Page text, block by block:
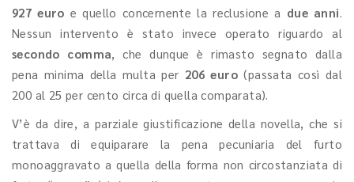
927 euro e quello concernente la reclusione a due anni.
Nessun intervento è stato invece operato riguardo al
secondo comma, che dunque è rimasto segnato dalla
pena minima della multa per 206 euro(passata così dal
200 al 25 per cento circa di quella comparata).
V’è da dire, a parziale giustificazione della novella, che si
trattava di equiparare la pena pecuniaria del furto
monoaggravato a quella della forma non circostanziata di